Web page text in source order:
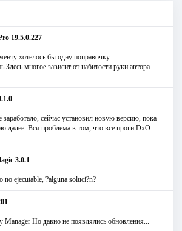
19.5.0.227
хотелось бы одну поправочку -
многое зависит от набитости руки автора
заработало, сейчас установил новую версию, пока
далее. Вся проблема в том, что все проги DxO
3.0.1
no ejecutable, ?alguna soluci?n?
Но давно не появлялись обновления...